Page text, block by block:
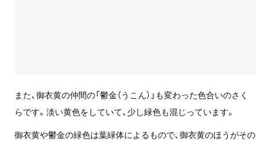
また、御衣黄の仲間の「鬱金（うこん）」も変わった色合いのさく
らです。淡い黄色をしていて、少し緑色も混じっています。
御衣黄や鬱金の緑色は葉緑体によるもので、御衣黄のほうがその